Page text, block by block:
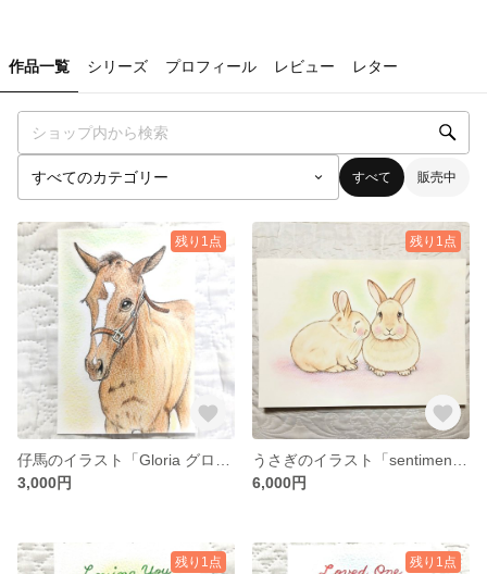
作品一覧 シリーズ プロフィール レビュー レター
すべて 販売中
残り1点
3,000円
残り1点
6,000円
残り1点 残り1点